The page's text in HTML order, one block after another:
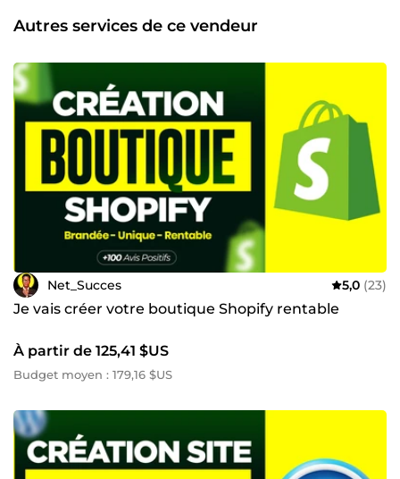
Funnel Builder ✅1 Copywriter ✅1 Monteur Vidéo ✅1 Media
Buyer Nous mettons en commun nos compétences et
offrant des services générant des résultats concrets et
assurant un fonctionnement optimal de votre activité. 📞
Prenons contact dès aujourd’hui pour échanger de vive
voix sur votre projet et vos objectifs. Au plaisir de
collaborer avec vous !
Autres services de ce vendeur
Net_Succes 5,0 (23)
Je vais créer votre boutique Shopify rentable
À partir de 125,41 $US
Budget moyen : 179,16 $US